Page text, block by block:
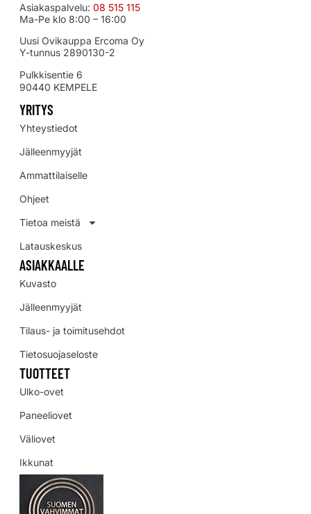
Asiakaspalvelu: 08 515 115
Ma-Pe klo 8:00 – 16:00
Uusi Ovikauppa Ercoma Oy
Y-tunnus 2890130-2
Pulkkisentie 6
90440 KEMPELE
YRITYS
Yhteystiedot
Jälleenmyyjät
Ammattilaiselle
Ohjeet
Tietoa meistä
Latauskeskus
ASIAKKAALLE
Kuvasto
Jälleenmyyjät
Tilaus- ja toimitusehdot
Tietosuojaseloste
TUOTTEET
Ulko-ovet
Paneeliovet
Väliovet
Ikkunat